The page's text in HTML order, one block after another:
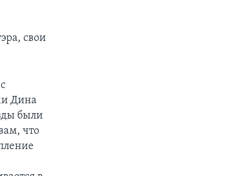
свои
Дина
были
что